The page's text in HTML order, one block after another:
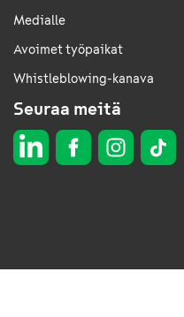
Medialle
Avoimet työpaikat
Whistleblowing-kanava
Seuraa meitä